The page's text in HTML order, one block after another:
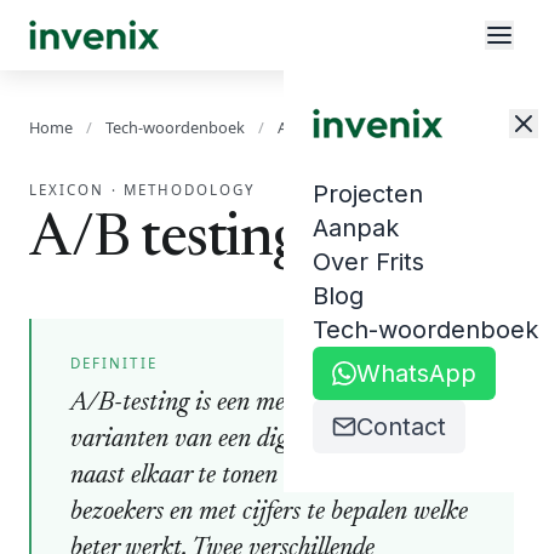
Projecten
Aanpak
Over Frits
Blog
Tech-woordenboek
WhatsApp
Contact
Home / Tech-woordenboek / A/B testing
LEXICON · METHODOLOGY
A/B testing
DEFINITIE
A/B-testing is een methode om twee
varianten van een digitaal element
naast elkaar te tonen aan vergelijkbare
bezoekers en met cijfers te bepalen welke